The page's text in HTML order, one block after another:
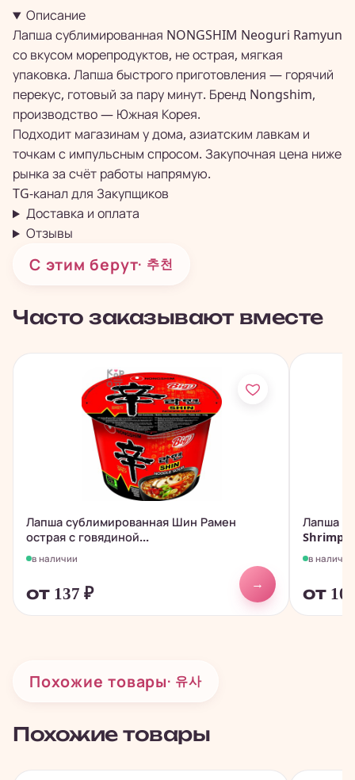
Описание
Лапша сублимированная NONGSHIM Neoguri Ramyun
со вкусом морепродуктов, не острая, мягкая
упаковка. Лапша быстрого приготовления — горячий
перекус, готовый за пару минут. Бренд Nongshim,
производство — Южная Корея.
Подходит магазинам у дома, азиатским лавкам и
точкам с импульсным спросом. Закупочная цена ниже
рынка за счёт работы напрямую.
TG-канал для Закупщиков
Доставка и оплата
Отзывы
С этим берут· 추천
Часто заказывают вместе
Лапша сублимированная Шин Рамен
острая с говядиной...
в наличии
от 137 ₽
→
Лапша
Shrimp
в наличии
от
Похожие товары· 유사
Похожие товары